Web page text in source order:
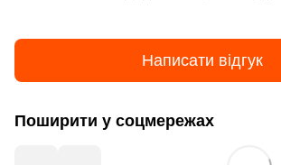
Написати відгук
Поширити у соцмережах